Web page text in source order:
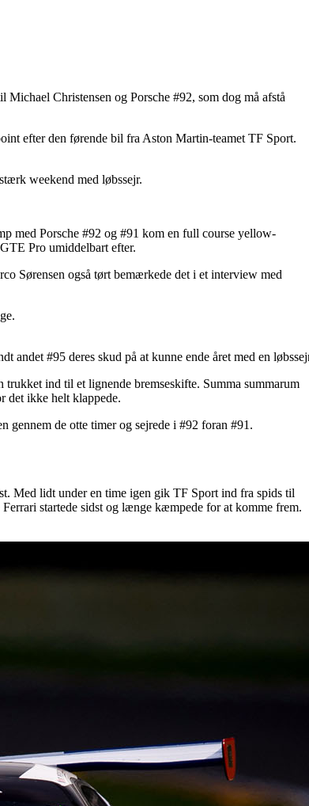
Christensen og Porsche #92, som dog må afstå
efter den førende bil fra Aston Martin-teamet TF Sport.
weekend med løbssejr.
med Porsche #92 og #91 kom en full course yellow-
Pro umiddelbart efter.
Sørensen også tørt bemærkede det i et interview med
andet #95 deres skud på at kunne ende året med en
ind til et lignende bremseskifte. Summa summarum
det ikke helt klappede.
gennem de otte timer og sejrede i #92 foran #91.
Med lidt under en time igen gik TF Sport ind fra spids til
startede sidst og længe kæmpede for at komme frem.